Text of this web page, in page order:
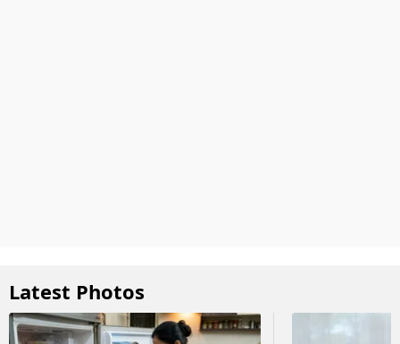
Latest Photos